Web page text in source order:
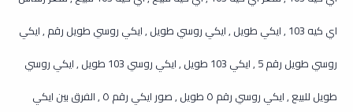
اي كيه 103 , ايكي طويل , ايكي روسي طويل , ايكي روسي طويل رقم , ايكي
روسي طويل رقم 5 , ايكي 103 طويل , ايكي روسي 103 طويل , ايكي روسي
طويل للبيع , ايكي روسي رقم ٥ طويل , صور ايكي رقم ٥ , الفرق بين ايكي